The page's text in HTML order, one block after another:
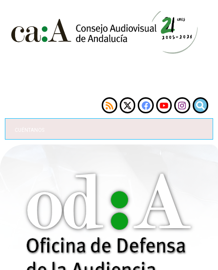
CUÉNTANOS